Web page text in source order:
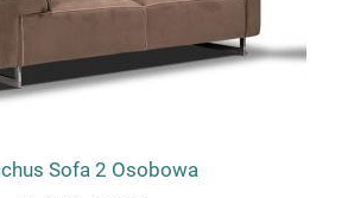
Sofa 2 Osobowa